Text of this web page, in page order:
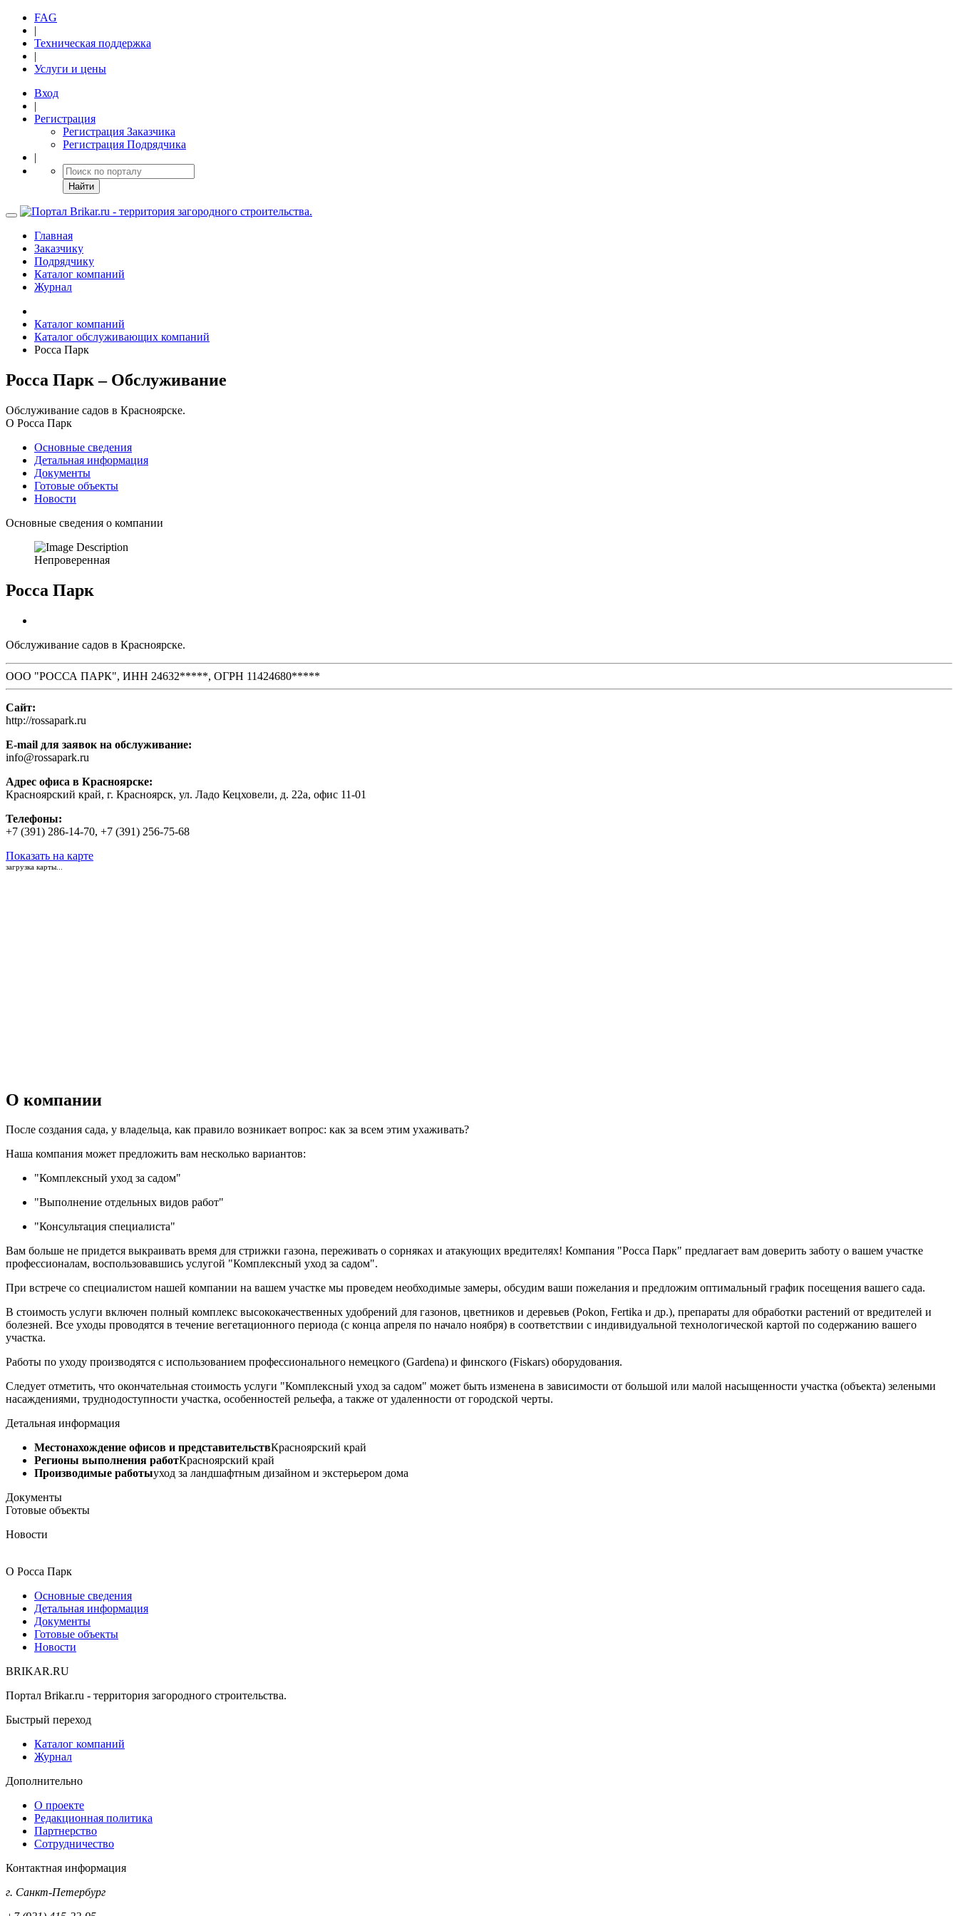
FAG
|
Техническая поддержка
|
Услуги и цены
Вход
|
Регистрация
Регистрация Заказчика
Регистрация Подрядчика
|
Найти
Главная
Заказчику
Подрядчику
Каталог компаний
Журнал
Каталог компаний
Каталог обслуживающих компаний
Росса Парк
Росса Парк – Обслуживание
Обслуживание садов в Красноярске.
О Росса Парк
Основные сведения
Детальная информация
Документы
Готовые объекты
Новости
Основные сведения о компании
Непроверенная
Росса Парк
Обслуживание садов в Красноярске.
ООО "РОССА ПАРК", ИНН 24632*****, ОГРН 11424680*****
Сайт:
http://rossapark.ru
E-mail для заявок на обслуживание:
info@rossapark.ru
Адрес офиса в Красноярске:
Красноярский край, г. Красноярск, ул. Ладо Кецховели, д. 22а, офис 11-01
Телефоны:
+7 (391) 286-14-70, +7 (391) 256-75-68
Показать на карте
загрузка карты...
О компании
После создания сада, у владельца, как правило возникает вопрос: как за всем этим ухаживать?
Наша компания может предложить вам несколько вариантов:
"Комплексный уход за садом"
"Выполнение отдельных видов работ"
"Консультация специалиста"
Вам больше не придется выкраивать время для стрижки газона, переживать о сорняках и атакующих вредителях! Компания "Росса Парк" предлагает вам доверить заботу о вашем участке
профессионалам, воспользовавшись услугой "Комплексный уход за садом".
При встрече со специалистом нашей компании на вашем участке мы проведем необходимые замеры, обсудим ваши пожелания и предложим оптимальный график посещения вашего сада.
В стоимость услуги включен полный комплекс высококачественных удобрений для газонов, цветников и деревьев (Pokon, Fertika и др.), препараты для обработки растений от вредителей и
болезней. Все уходы проводятся в течение вегетационного периода (с конца апреля по начало ноября) в соответствии с индивидуальной технологической картой по содержанию вашего
участка.
Работы по уходу производятся с использованием профессионального немецкого (Gardena) и финского (Fiskars) оборудования.
Следует отметить, что окончательная стоимость услуги "Комплексный уход за садом" может быть изменена в зависимости от большой или малой насыщенности участка (объекта) зелеными
насаждениями, труднодоступности участка, особенностей рельефа, а также от удаленности от городской черты.
Детальная информация
Местонахождение офисов и представительствКрасноярский край
Регионы выполнения работКрасноярский край
Производимые работыуход за ландшафтным дизайном и экстерьером дома
Документы
Готовые объекты
Новости
О Росса Парк
Основные сведения
Детальная информация
Документы
Готовые объекты
Новости
BRIKAR.RU
Портал Brikar.ru - территория загородного строительства.
Быстрый переход
Каталог компаний
Журнал
Дополнительно
О проекте
Редакционная политика
Партнерство
Сотрудничество
Контактная информация
г. Санкт-Петербург